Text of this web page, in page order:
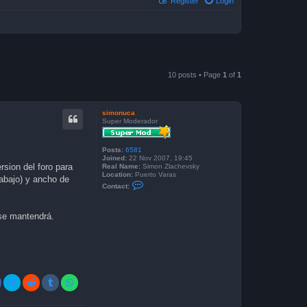
10 posts • Page 1 of 1
simonuca
Super Moderador
Posts: 6581
Joined: 22 Nov 2007, 19:45
Real Name: Simon Zlachevsky
Location: Puerto Varas
Contact:
del foro para
y ancho de
mantendrá.